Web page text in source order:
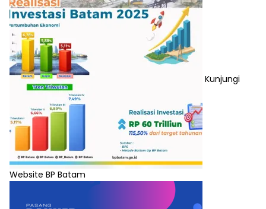
Kunjungi
Website BP Batam